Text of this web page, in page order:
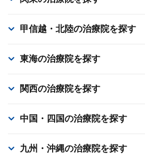
甲信越・北陸の治療院を探す
東海の治療院を探す
関西の治療院を探す
中国・四国の治療院を探す
九州・沖縄の治療院を探す